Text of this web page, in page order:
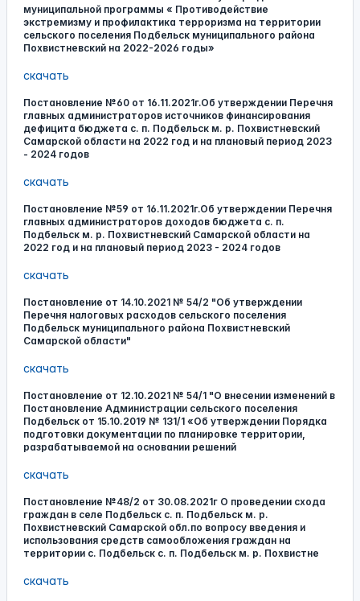
муниципальной программы « Противодействие
экстремизму и профилактика терроризма на территории
сельского поселения Подбельск муниципального района
Похвистневский на 2022-2026 годы»
скачать
Постановление №60 от 16.11.2021г.Об утверждении Перечня
главных администраторов источников финансирования
дефицита бюджета с. п. Подбельск м. р. Похвистневский
Самарской области на 2022 год и на плановый период 2023
- 2024 годов
скачать
Постановление №59 от 16.11.2021г.Об утверждении Перечня
главных администраторов доходов бюджета с. п.
Подбельск м. р. Похвистневский Самарской области на
2022 год и на плановый период 2023 - 2024 годов
скачать
Постановление от 14.10.2021 № 54/2 "Об утверждении
Перечня налоговых расходов сельского поселения
Подбельск муниципального района Похвистневский
Самарской области"
скачать
Постановление от 12.10.2021 № 54/1 "О внесении изменений в
Постановление Администрации сельского поселения
Подбельск от 15.10.2019 № 131/1 «Об утверждении Порядка
подготовки документации по планировке территории,
разрабатываемой на основании решений
скачать
Постановление №48/2 от 30.08.2021г О проведении схода
граждан в селе Подбельск с. п. Подбельск м. р.
Похвистневский Самарской обл.по вопросу введения и
использования средств самообложения граждан на
территории с. Подбельск с. п. Подбельск м. р. Похвистне
скачать